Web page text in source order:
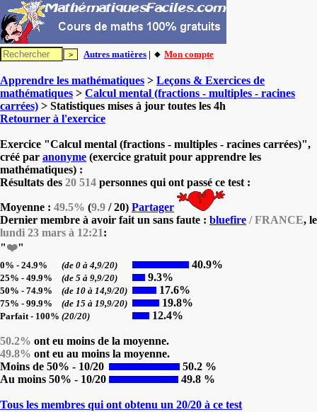
Autres matières | 🔸 Mon compte
Apprendre les mathématiques > Leçons & Exercices de
mathématiques > Calcul mental (fractions - multiples - racines
carrées) > Statistiques mises à jour toutes les 4h
Retourner à l'exercice
Exercice "Calcul mental (fractions - multiples - racines carrées)",
créé par anonyme (exercice gratuit pour apprendre les
mathématiques) :
Résultats des 20 514 personnes qui ont passé ce test :
Moyenne : 49.5% (9.9 / 20) Partager
Dernier membre à avoir fait un sans faute : bluefire / FRANCE, le
lundi 23 mars à 12:21:
"❤️"
0% - 24.9% (de 0 à 4,9/20) 40.9%
25% - 49.9% (de 5 à 9,9/20) 9.3%
50% - 74.9% (de 10 à 14,9/20) 17.6%
75% - 99.9% (de 15 à 19,9/20) 19.8%
Parfait - 100% (20/20) 12.4%
50.2% ont eu moins de la moyenne.
49.8% ont eu au moins la moyenne.
Moins de 50% - 10/20
50.2 %
Au moins 50% - 10/20
49.8 %
Tous les membres qui ont obtenu un 20/20 à ce test